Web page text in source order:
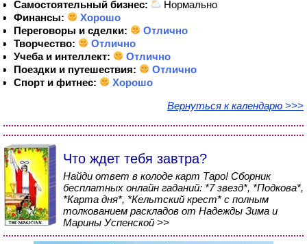
Самостоятельный бизнес:
Нормально
Финансы:
Хорошо
Переговоры и сделки:
Отлично
Творчество:
Отлично
Учеба и интеллект:
Отлично
Поездки и путешествия:
Отлично
Спорт и фитнес:
Хорошо
Вернуться к календарю >>>
Что ждет тебя завтра?
Найди ответ в колоде карт Таро! Сборник
бесплатных онлайн гаданий: *7 звезд*, *Подкова*,
*Карта дня*, *Кельтский крест* с полным
толкованием раскладов от Надежды Зима и
Марины Успенской >>